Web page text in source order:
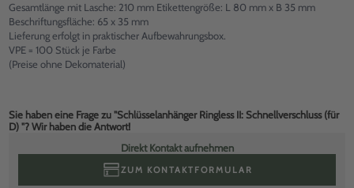
Gesamtlänge mit Lasche: 210 mm Etikettengröße: L 80 mm x B 35 mm
Beschriftungsfläche: 65 x 35 mm
Lieferung erfolgt in praktischer Aufbewahrungsbox.
VPE = 100 Stück je Farbe
(Preise ohne Dekomaterial)
Sie haben eine Frage zu "Schlüsselanhänger Ringless II: Schnellverschluss (für
D) "? Wir haben die Antwort!
Direkt Kontakt aufnehmen
ZUM KONTAKTFORMULAR